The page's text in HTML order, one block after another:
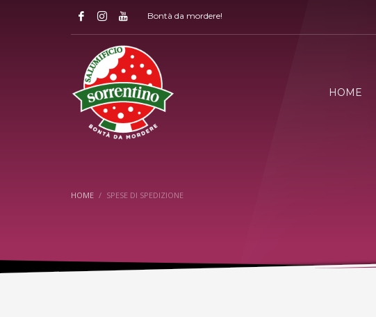
Bontà da mordere!
HOME
HOME SPESE DI SPEDIZIONE